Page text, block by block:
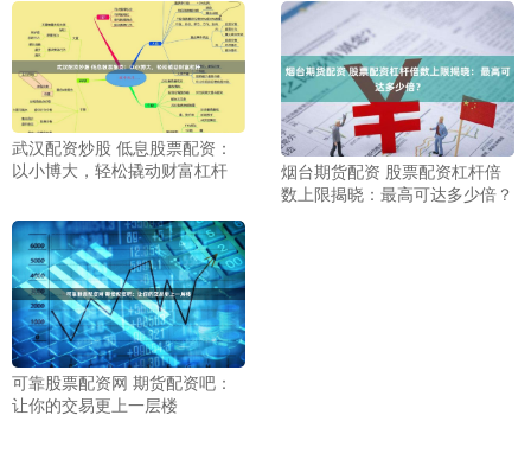
武汉配资炒股 低息股票配资：
以小博大，轻松撬动财富杠杆
烟台期货配资 股票配资杠杆倍
数上限揭晓：最高可达多少倍？
可靠股票配资网 期货配资吧：
让你的交易更上一层楼